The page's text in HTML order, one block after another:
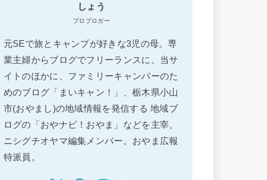
しょう
プロブロガー
元SEで旅とキャンプが好きな3児の母。専
業主婦からブログでフリーランスに。当サ
イトのほかに、ファミリーキャンパーのた
めのブログ「まいキャン！」、栃木県小山
市(おやまし)の地域情報を発信する 地域ブ
ログの「おやナビ！おやま」などを主宰。
ニシグチオヤマ編集メンバー。おやま広報
特派員。